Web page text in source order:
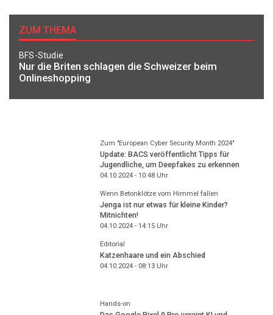
ZUM THEMA
BFS-Studie
Nur die Briten schlagen die Schweizer beim
Onlineshopping
Zum "European Cyber Security Month 2024"
Update: BACS veröffentlicht Tipps für
Jugendliche, um Deepfakes zu erkennen
04.10.2024 - 10:48Uhr
Wenn Betonklötze vom Himmel fallen
Jenga ist nur etwas für kleine Kinder?
Mitnichten!
04.10.2024 - 14:15Uhr
Editorial
Katzenhaare und ein Abschied
04.10.2024 - 08:13Uhr
Hands-on